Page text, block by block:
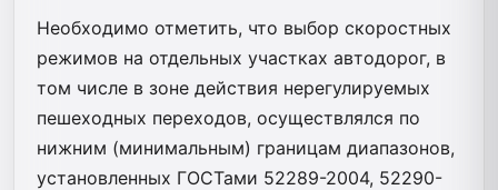
Необходимо отметить, что выбор скоростных
режимов на отдельных участках автодорог, в
том числе в зоне действия нерегулируемых
пешеходных переходов, осуществлялся по
нижним (минимальным) границам диапазонов,
установленных ГОСТами 52289-2004, 52290-